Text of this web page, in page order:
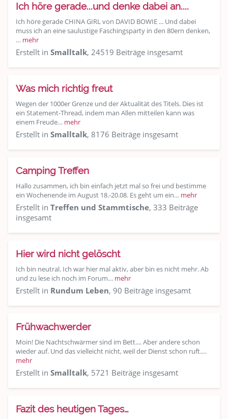
Archiv
Ich höre gerade...und denke dabei an....
Ich höre gerade CHINA GIRL von DAVID BOWIE ... Und dabei
muss ich an eine saulustige Faschingsparty in den 80ern denken,
… mehr
Erstellt in Smalltalk, 24519 Beiträge insgesamt
Was mich richtig freut
Wegen der 1000er Grenze und der Aktualität des Titels. Dies ist
ein Statement-Thread, indem man Allen mitteilen kann was
einem Freude… mehr
Erstellt in Smalltalk, 8176 Beiträge insgesamt
Camping Treffen
Hallo zusammen, ich bin einfach jetzt mal so frei und bestimme
ein Wochenende im August 18.-20.08. Es geht um ein… mehr
Erstellt in Treffen und Stammtische, 333 Beiträge
insgesamt
Hier wird nicht gelöscht
Ich bin neutral. Ich war hier mal aktiv, aber bin es nicht mehr. Ab
und zu lese ich noch im Forum… mehr
Erstellt in Rundum Leben, 90 Beiträge insgesamt
Frühwachwerder
Moin! Die Nachtschwärmer sind im Bett.... Aber andere schon
wieder auf. Und das vielleicht nicht, weil der Dienst schon ruft.…
mehr
Erstellt in Smalltalk, 5721 Beiträge insgesamt
Fazit des heutigen Tages…